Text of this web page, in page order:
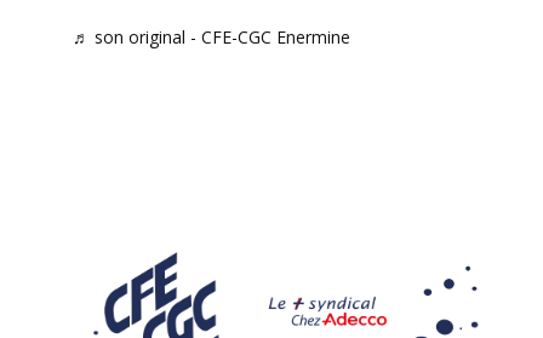
♬ son original - CFE-CGC Enermine